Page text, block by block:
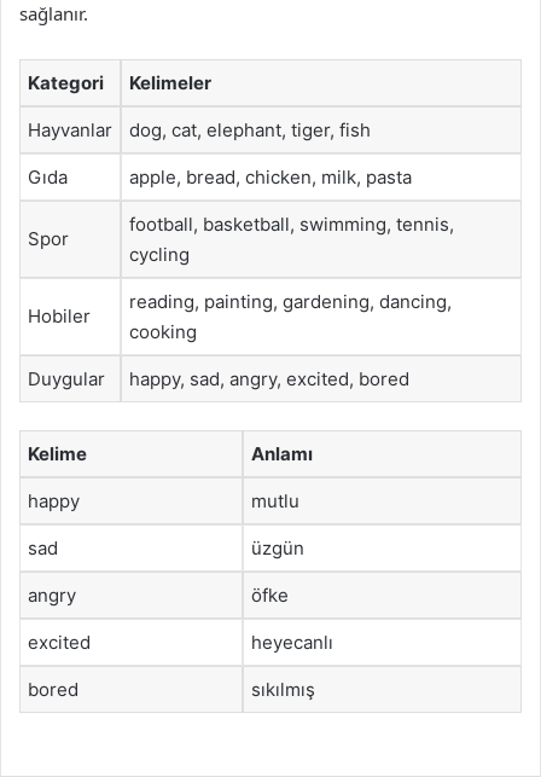
sağlanır.
Kategori Kelimeler
Hayvanlar dog, cat, elephant, tiger, fish
Gıda apple, bread, chicken, milk, pasta
Spor
football, basketball, swimming, tennis,
cycling
Hobiler
reading, painting, gardening, dancing,
cooking
Duygular happy, sad, angry, excited, bored
Kelime Anlamı
happy mutlu
sad üzgün
angry öfke
excited heyecanlı
bored sıkılmış